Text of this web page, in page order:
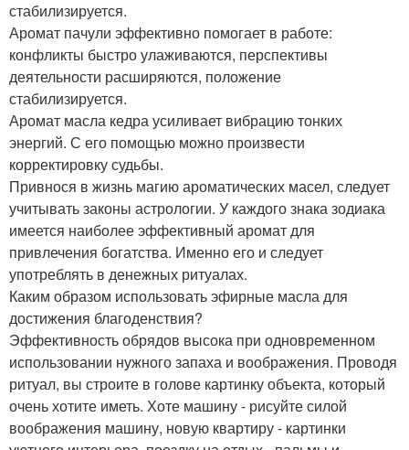
стабилизируется.
Аромат пачули эффективно помогает в работе:
конфликты быстро улаживаются, перспективы
деятельности расширяются, положение
стабилизируется.
Аромат масла кедра усиливает вибрацию тонких
энергий. С его помощью можно произвести
корректировку судьбы.
Привнося в жизнь магию ароматических масел, следует
учитывать законы астрологии. У каждого знака зодиака
имеется наиболее эффективный аромат для
привлечения богатства. Именно его и следует
употреблять в денежных ритуалах.
Каким образом использовать эфирные масла для
достижения благоденствия?
Эффективность обрядов высока при одновременном
использовании нужного запаха и воображения. Проводя
ритуал, вы строите в голове картинку объекта, который
очень хотите иметь. Хоте машину - рисуйте силой
воображения машину, новую квартиру - картинки